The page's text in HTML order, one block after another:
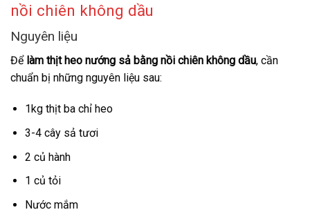
nồi chiên không dầu
Nguyên liệu
Để làm thịt heo nướng sả bằng nồi chiên không dầu, cần
chuẩn bị những nguyên liệu sau:
1kg thịt ba chỉ heo
3-4 cây sả tươi
2 củ hành
1 củ tỏi
Nước mắm